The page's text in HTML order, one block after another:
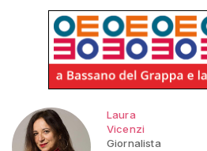
Laura
Vicenzi
Giornalista